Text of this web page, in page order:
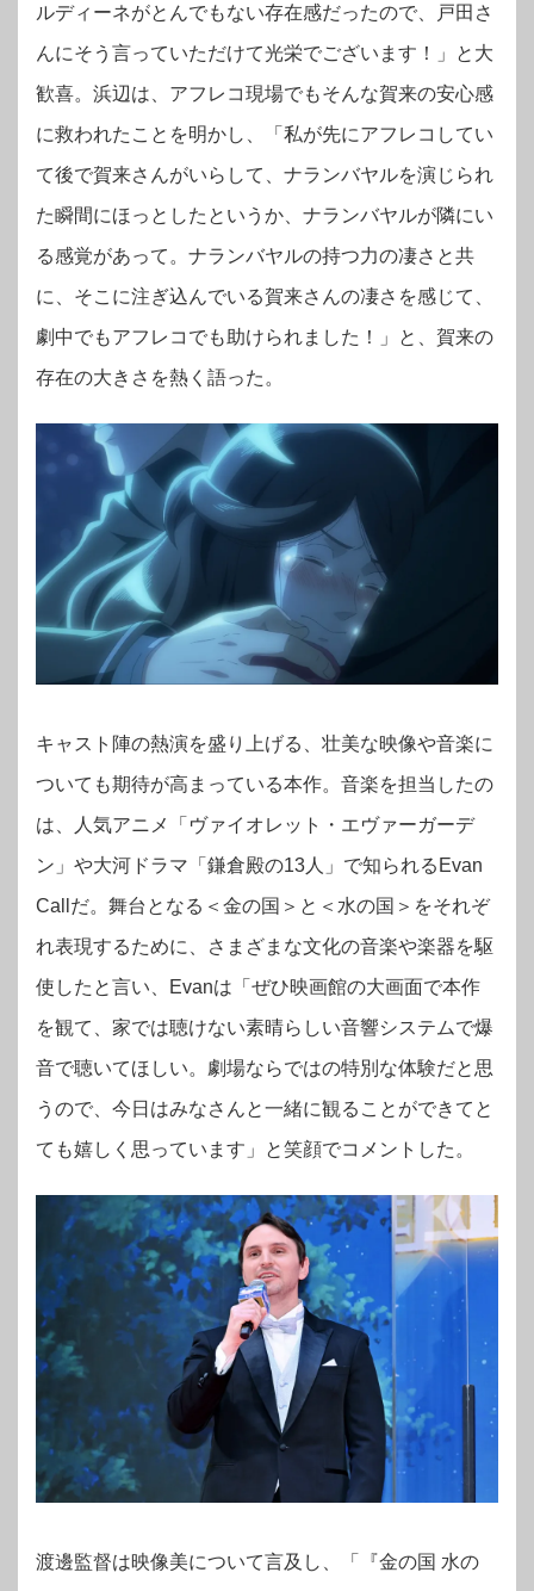
ルディーネがとんでもない存在感だったので、戸田さ
んにそう言っていただけて光栄でございます！」と大
歓喜。浜辺は、アフレコ現場でもそんな賀来の安心感
に救われたことを明かし、「私が先にアフレコしてい
て後で賀来さんがいらして、ナランバヤルを演じられ
た瞬間にほっとしたというか、ナランバヤルが隣にい
る感覚があって。ナランバヤルの持つ力の凄さと共
に、そこに注ぎ込んでいる賀来さんの凄さを感じて、
劇中でもアフレコでも助けられました！」と、賀来の
存在の大きさを熱く語った。
キャスト陣の熱演を盛り上げる、壮美な映像や音楽に
ついても期待が高まっている本作。音楽を担当したの
は、人気アニメ「ヴァイオレット・エヴァーガーデ
ン」や大河ドラマ「鎌倉殿の13人」で知られるEvan
Callだ。舞台となる＜金の国＞と＜水の国＞をそれぞ
れ表現するために、さまざまな文化の音楽や楽器を駆
使したと言い、Evanは「ぜひ映画館の大画面で本作
を観て、家では聴けない素晴らしい音響システムで爆
音で聴いてほしい。劇場ならではの特別な体験だと思
うので、今日はみなさんと一緒に観ることができてと
ても嬉しく思っています」と笑顔でコメントした。
渡邊監督は映像美について言及し、「『金の国 水の